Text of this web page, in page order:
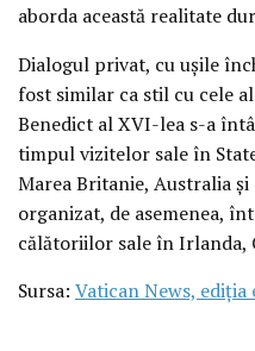
aborda această realitate
Dialogul privat, cu ușile
fost similar ca stil cu cele
Benedict al XVI-lea s-a
timpul vizitelor sale în
Marea Britanie, Australia și
organizat, de asemenea,
călătoriilor sale în Irlanda,
Sursa: Vatican News, ediția